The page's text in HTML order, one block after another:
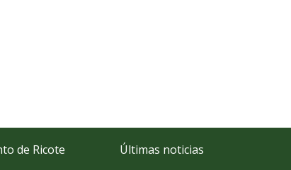
de Ricote Últimas noticias